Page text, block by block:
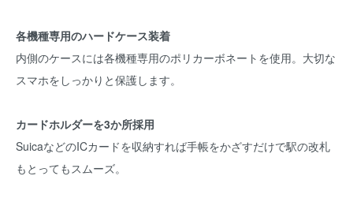
各機種専用のハードケース装着
内側のケースには各機種専用のポリカーボネートを使用。大切な
スマホをしっかりと保護します。
カードホルダーを3か所採用
SuicaなどのICカードを収納すれば手帳をかざすだけで駅の改札
もとってもスムーズ。